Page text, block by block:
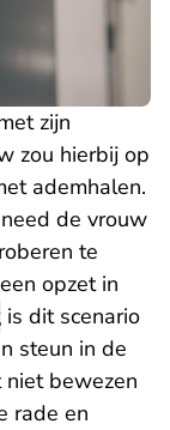
zijn
zou hierbij op
ademhalen.
de vrouw
te
opzet in
is dit scenario
steun in de
niet bewezen
rade en